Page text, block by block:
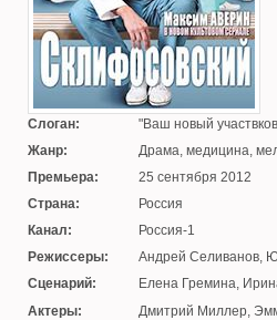
Слоган:
Ваш новый
Жанр:
Драма, медицина,
Премьера:
25 сентября 2012
Страна:
Россия
Канал:
Россия-1
Режиссеры:
Андрей Селиванов,
Сценарий:
Елена Гремина,
Вартанов,Анна
Актеры: Дмитрий Миллер,